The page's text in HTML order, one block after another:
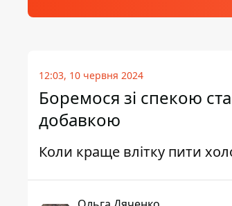
12:03, 10 червня 2024
Боремося зі спекою
добавкою
Коли краще влітку пити